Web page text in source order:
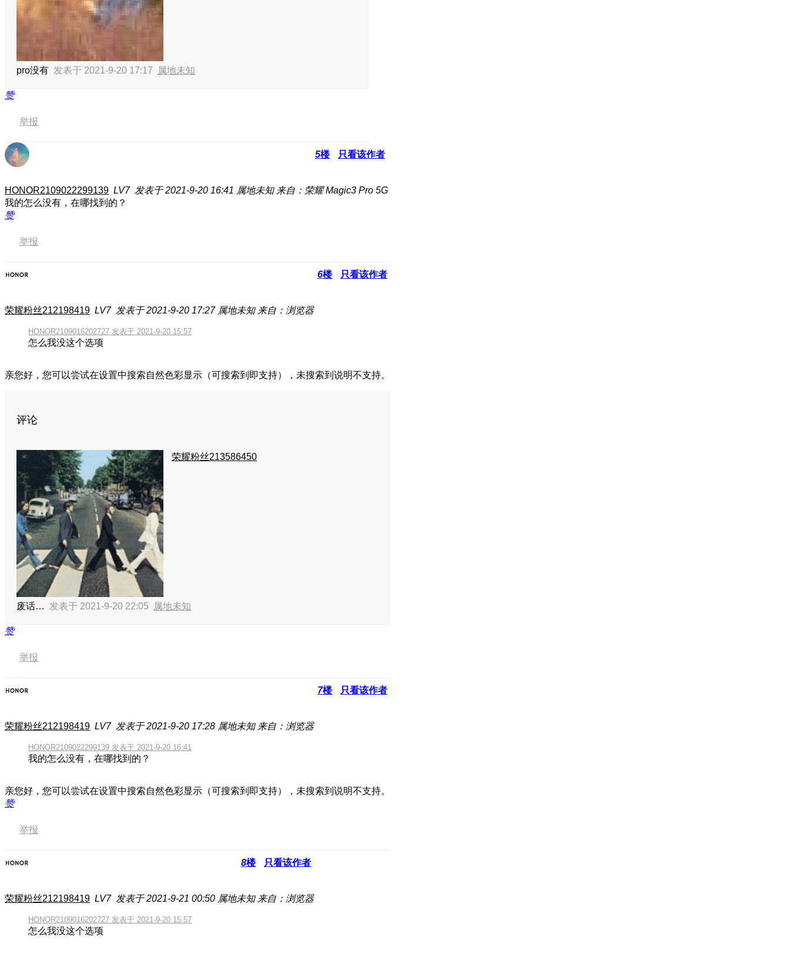
pro没有 发表于 2021-9-20 17:17 属地未知
赞
举报
5楼 只看该作者
HONOR2109022299139 LV7 发表于 2021-9-20 16:41 属地未知 来自：荣耀 Magic3 Pro 5G
我的怎么没有，在哪找到的？
赞
举报
6楼 只看该作者
荣耀粉丝212198419 LV7 发表于 2021-9-20 17:27 属地未知 来自：浏览器
HONOR2109016202727 发表于 2021-9-20 15:57
怎么我没这个选项
亲您好，您可以尝试在设置中搜索自然色彩显示（可搜索到即支持），未搜索到说明不支持。
评论
荣耀粉丝213586450
废话… 发表于 2021-9-20 22:05 属地未知
赞
举报
7楼 只看该作者
荣耀粉丝212198419 LV7 发表于 2021-9-20 17:28 属地未知 来自：浏览器
HONOR2109022299139 发表于 2021-9-20 16:41
我的怎么没有，在哪找到的？
亲您好，您可以尝试在设置中搜索自然色彩显示（可搜索到即支持），未搜索到说明不支持。
赞
举报
8楼 只看该作者
荣耀粉丝212198419 LV7 发表于 2021-9-21 00:50 属地未知 来自：浏览器
HONOR2109016202727 发表于 2021-9-20 15:57
怎么我没这个选项